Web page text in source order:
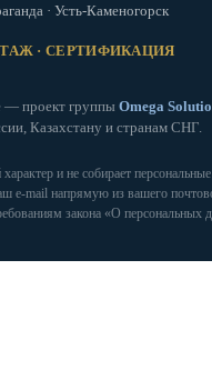
· Усть-Каменогорск
· СЕРТИФИКАЦИЯ
проект группы Omega
Казахстану и странам СНГ.
и не собирает
e‑mail напрямую из вашего
закона «О персональных